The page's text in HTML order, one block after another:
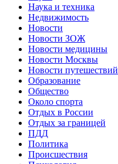
Наука и техника
Недвижимость
Новости
Новости ЗОЖ
Новости медицины
Новости Москвы
Новости путешествий
Образование
Общество
Около спорта
Отдых в России
Отдых за границей
ПДД
Политика
Происшествия